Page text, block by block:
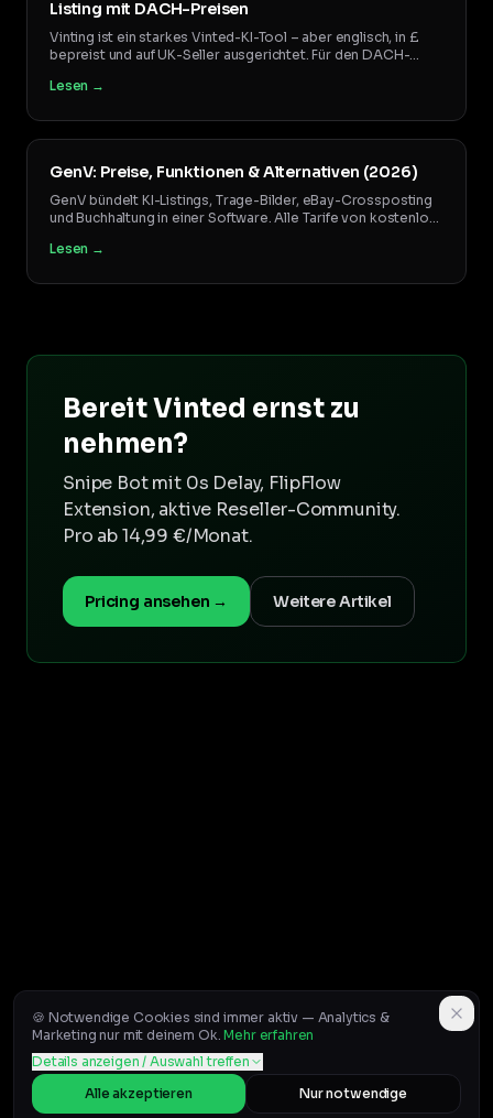
Listing mit DACH-Preisen
Vinting ist ein starkes Vinted-KI-Tool – aber englisch, in £
bepreist und auf UK-Seller ausgerichtet. Für den DACH-
DACH-Preisorientierung. Die Einordnung.
Lesen →
GenV: Preise, Funktionen & Alternativen (2026)
GenV bündelt KI-Listings, Trage-Bilder, eBay-Crossposting
und Buchhaltung in einer Software. Alle Tarife von kostenlos
mehr lohnen.
Lesen →
Bereit Vinted ernst zu
nehmen?
Snipe Bot mit 0s Delay, FlipFlow
Extension, aktive Reseller-Community.
Pro ab 14,99 €/Monat.
Pricing ansehen → Weitere Artikel
🍪 Notwendige Cookies sind immer aktiv — Analytics &
Marketing nur mit deinem Ok. Mehr erfahren
Details anzeigen / Auswahl treffen
Alle akzeptieren
Nur notwendige